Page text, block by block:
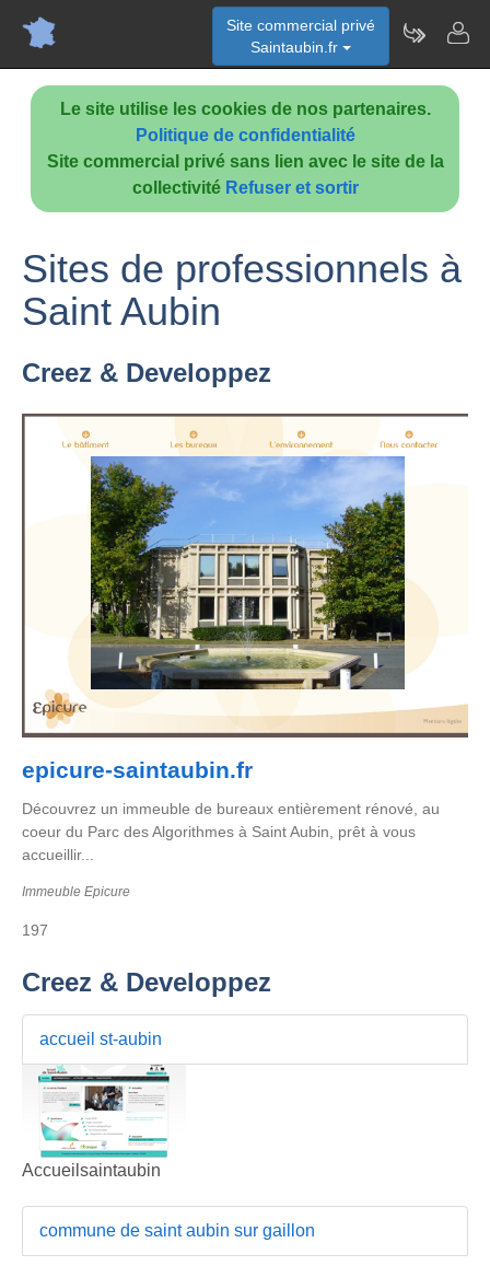
Le site utilise les cookies de nos partenaires.
Politique de confidentialité
Site commercial privé sans lien avec le site de la
collectivité Refuser et sortir
Site commercial privé
Saintaubin.fr
Sites de professionnels à
Saint Aubin
Creez & Developpez
epicure-saintaubin.fr
Découvrez un immeuble de bureaux entièrement rénové, au
coeur du Parc des Algorithmes à Saint Aubin, prêt à vous
accueillir...
Immeuble Epicure
197
Creez & Developpez
accueil st-aubin
Accueilsaintaubin
commune de saint aubin sur gaillon